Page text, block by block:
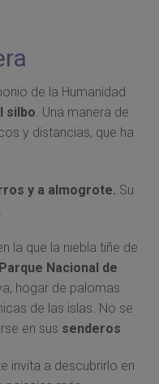
de la Humanidad
silbo. Una manera de
y distancias, que ha
y a almogrote. Su
la que la niebla tiñe de
Parque Nacional de
hogar de palomas
de las islas. No se
en sus senderos.
invita a descubrirlo en